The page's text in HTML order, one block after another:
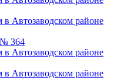
Автозаводском районе
364
Автозаводском районе
Автозаводском районе